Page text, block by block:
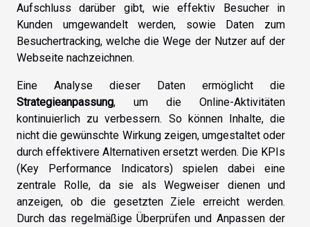
Aufschluss darüber gibt, wie effektiv Besucher in
Kunden umgewandelt werden, sowie Daten zum
Besuchertracking, welche die Wege der Nutzer auf der
Webseite nachzeichnen.
Eine Analyse dieser Daten ermöglicht die
Strategieanpassung, um die Online-Aktivitäten
kontinuierlich zu verbessern. So können Inhalte, die
nicht die gewünschte Wirkung zeigen, umgestaltet oder
durch effektivere Alternativen ersetzt werden. Die KPIs
(Key Performance Indicators) spielen dabei eine
zentrale Rolle, da sie als Wegweiser dienen und
anzeigen, ob die gesetzten Ziele erreicht werden.
Durch das regelmäßige Überprüfen und Anpassen der